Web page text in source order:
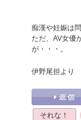
痴漢や妊娠は
ただ、AV女優
が・・・。
伊野尾担より
それな！